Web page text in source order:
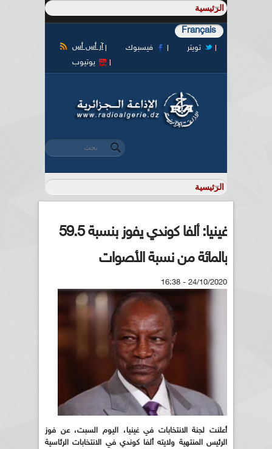
Français
آر أس أس فيسبوك
تويتر
يوتيوب
استمارة البحث
‏بحث ‏
غينيا: ألفا كوندي يفوز بنسبة 59.5
بالمائة من نسبة الأصوات
24/10/2020 - 16:38
أعلنت لجنة الانتخابات في غينيا، اليوم السبت، عن فوز
الرئيس المنتهية ولايته ألفا كوندي في الانتخابات الرئاسية